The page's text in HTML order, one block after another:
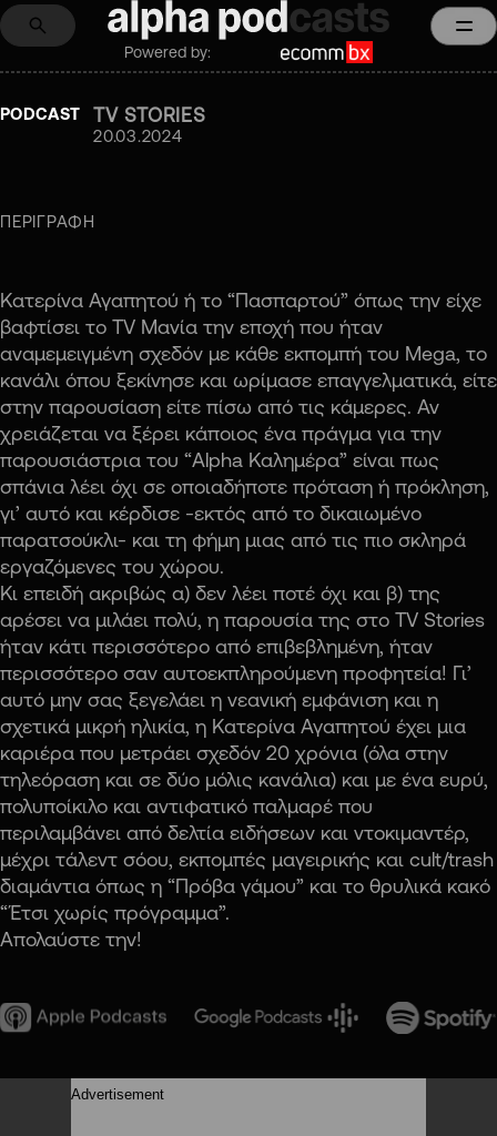
Powered by:
PODCAST TV STORIES
20.03.2024
ΠΕΡΙΓΡΑΦΗ
Κατερίνα Αγαπητού ή το “Πασπαρτού” όπως την είχε
βαφτίσει το TV Μανία την εποχή που ήταν
αναμεμειγμένη σχεδόν με κάθε εκπομπή του Mega, το
κανάλι όπου ξεκίνησε και ωρίμασε επαγγελματικά, είτε
στην παρουσίαση είτε πίσω από τις κάμερες. Αν
χρειάζεται να ξέρει κάποιος ένα πράγμα για την
παρουσιάστρια του “Alpha Καλημέρα” είναι πως
σπάνια λέει όχι σε οποιαδήποτε πρόταση ή πρόκληση,
γι’ αυτό και κέρδισε -εκτός από το δικαιωμένο
παρατσούκλι- και τη φήμη μιας από τις πιο σκληρά
εργαζόμενες του χώρου.
Κι επειδή ακριβώς α) δεν λέει ποτέ όχι και β) της
αρέσει να μιλάει πολύ, η παρουσία της στο TV Stories
ήταν κάτι περισσότερο από επιβεβλημένη, ήταν
περισσότερο σαν αυτοεκπληρούμενη προφητεία! Γι’
αυτό μην σας ξεγελάει η νεανική εμφάνιση και η
σχετικά μικρή ηλικία, η Κατερίνα Αγαπητού έχει μια
καριέρα που μετράει σχεδόν 20 χρόνια (όλα στην
τηλεόραση και σε δύο μόλις κανάλια) και με ένα ευρύ,
πολυποίκιλο και αντιφατικό παλμαρέ που
περιλαμβάνει από δελτία ειδήσεων και ντοκιμαντέρ,
μέχρι τάλεντ σόου, εκπομπές μαγειρικής και cult/trash
διαμάντια όπως η “Πρόβα γάμου” και το θρυλικά κακό
“Έτσι χωρίς πρόγραμμα”.
Απολαύστε την!